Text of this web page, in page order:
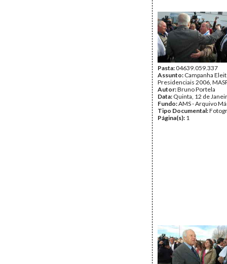
Pasta:04639.059.337
Assunto: Campanha
Presidenciais 2006,
Autor:Bruno Portela
Data: Quinta, 12 de
Fundo:AMS - Arquivo
Tipo Documental:
Página(s): 1